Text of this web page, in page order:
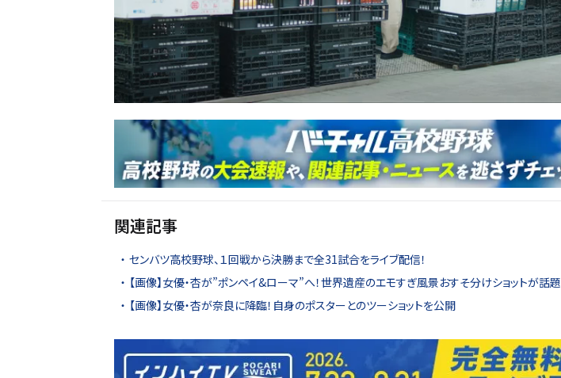
関連記事
センバツ高校野球、１回戦から決勝まで全31試合をライブ配信！
【画像】女優・杏が”ポンペイ&ローマ”へ！世界遺産のエモすぎ風景おすそ分けショットが話題
【画像】女優・杏が奈良に降臨！自身のポスターとのツーショットを公開